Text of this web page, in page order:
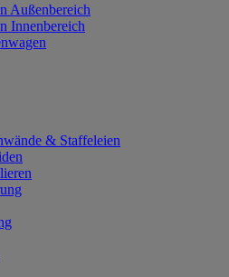
Außenbereich
Innenbereich
& Staffeleien